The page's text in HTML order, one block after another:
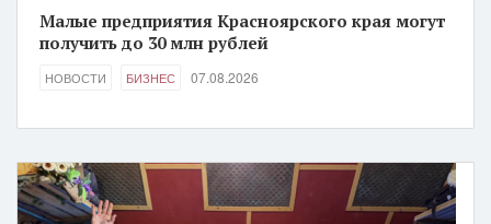
Малые предприятия Красноярского края могут
получить до 30 млн рублей
НОВОСТИ БИЗНЕС 07.08.2026